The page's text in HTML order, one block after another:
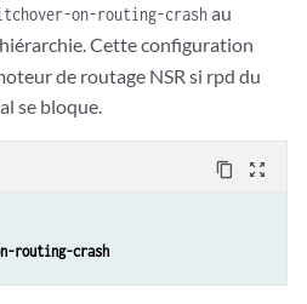
on-routing-crashau
hiérarchie. Cette configuration
de routage NSR si rpd du
se bloque.
content_copy zoom_out_map
routing-crash